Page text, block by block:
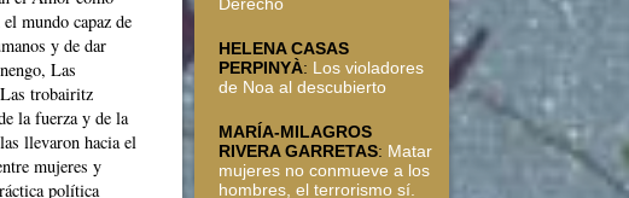
mundo capaz de
y de dar
Las
trobairitz
la fuerza y de la
llevaron hacia el
mujeres y
política
Derecho
HELENA CASAS
PERPINYÀ: Los violadores
de Noa al descubierto
MARÍA-MILAGROS
RIVERA GARRETAS: Matar
mujeres no conmueve a los
hombres, el terrorismo sí.